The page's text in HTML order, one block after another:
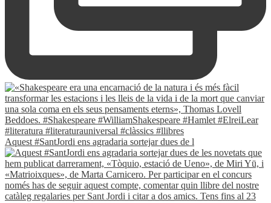
Aquest #SantJordi ens agradaria sortejar dues de l